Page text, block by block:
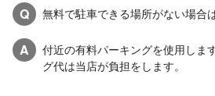
Q 無料で駐車できる場所がない場合
A
付近の有料パーキングを使用しま
グ代は当店が負担をします。